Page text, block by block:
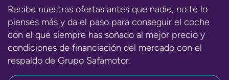
Recibe nuestras ofertas antes que nadie, no te lo
pienses más y da el paso para conseguir el coche
con el que siempre has soñado al mejor precio y
condiciones de financiación del mercado con el
respaldo de Grupo Safamotor.